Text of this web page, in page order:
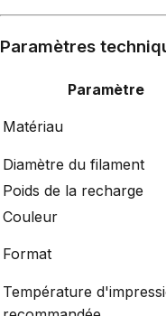
Paramètres
Paramètre
Matériau
Diamètre du filament
Poids de la recharge
Couleur
Format
Température